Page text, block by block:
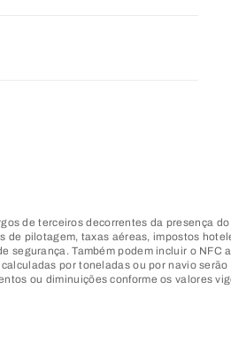
de terceiros decorrentes da presença
pilotagem, taxas aéreas, impostos
segurança. Também podem incluir o NFC
por toneladas ou por navio
ou diminuições conforme os valores